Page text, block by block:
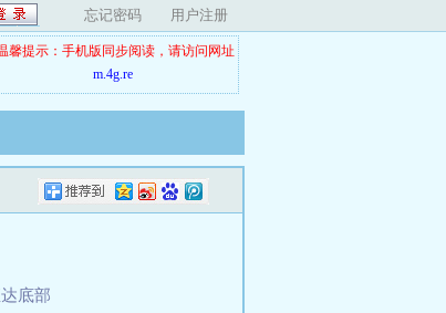
忘记密码 用户注册
馨提示：手机版同步阅读，请访问网址
m.4g.re
底部